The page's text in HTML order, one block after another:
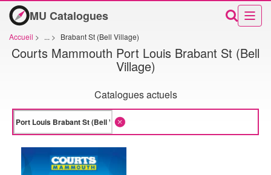
MU Catalogues
Accueil > ... > Brabant St (Bell Village)
Courts Mammouth Port Louis Brabant St (Bell
Village)
Catalogues actuels